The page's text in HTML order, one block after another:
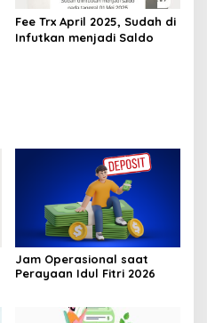
Fee Trx April 2025, Sudah di
Infutkan menjadi Saldo
Jam Operasional saat
Perayaan Idul Fitri 2026